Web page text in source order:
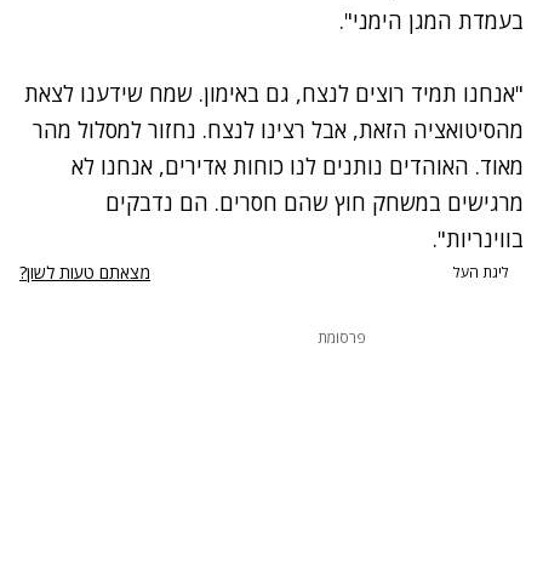
בעמדת המגן הימני".
"אנחנו תמיד רוצים לנצח, גם באימון. שמח שידענו לצאת
מהסיטואציה הזאת, אבל רצינו לנצח. נחזור למסלול מהר
מאוד. האוהדים נותנים לנו כוחות אדירים, אנחנו לא
מרגישים במשחק חוץ שהם חסרים. הם נדבקים
בווינריות".
ליגת העל מצאתם טעות לשון?
פרסומת